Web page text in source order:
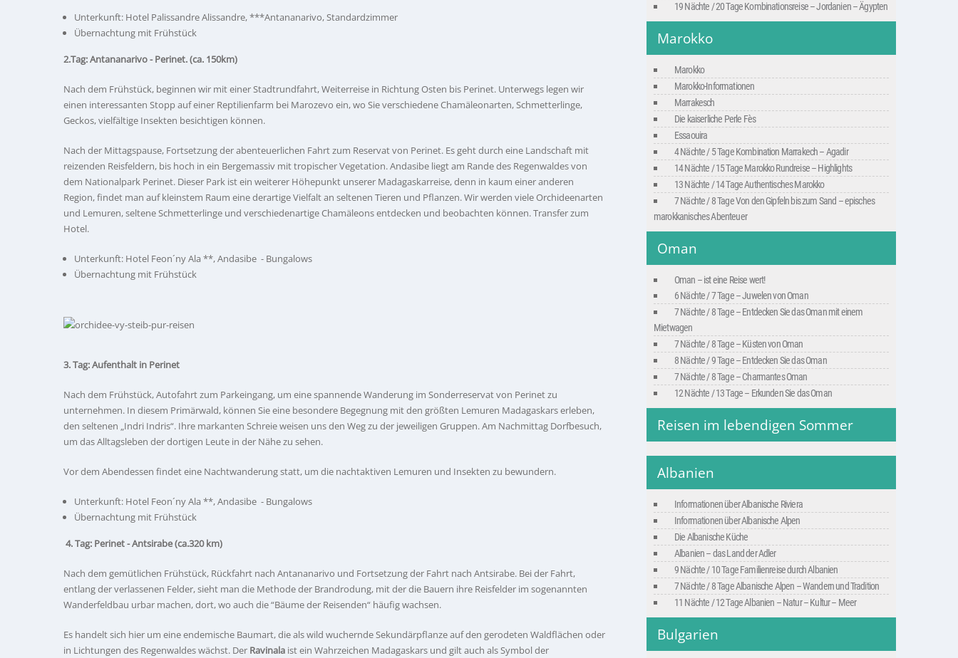
Unterkunft: Hotel Palissandre Alissandre, ***Antananarivo, Standardzimmer
Übernachtung mit Frühstück
2.Tag: Antananarivo - Perinet. (ca. 150km)
Nach dem Frühstück, beginnen wir mit einer Stadtrundfahrt, Weiterreise in Richtung Osten bis Perinet. Unterwegs legen wir
einen interessanten Stopp auf einer Reptilienfarm bei Marozevo ein, wo Sie verschiedene Chamäleonarten, Schmetterlinge,
Geckos, vielfältige Insekten besichtigen können.
Nach der Mittagspause, Fortsetzung der abenteuerlichen Fahrt zum Reservat von Perinet. Es geht durch eine Landschaft mit
reizenden Reisfeldern, bis hoch in ein Bergemassiv mit tropischer Vegetation. Andasibe liegt am Rande des Regenwaldes von
dem Nationalpark Perinet. Dieser Park ist ein weiterer Höhepunkt unserer Madagaskarreise, denn in kaum einer anderen
Region, findet man auf kleinstem Raum eine derartige Vielfalt an seltenen Tieren und Pflanzen. Wir werden viele Orchideenarten
und Lemuren, seltene Schmetterlinge und verschiedenartige Chamäleons entdecken und beobachten können. Transfer zum
Hotel.
Unterkunft: Hotel Feon´ny Ala **, Andasibe - Bungalows
Übernachtung mit Frühstück
3. Tag: Aufenthalt in Perinet
Nach dem Frühstück, Autofahrt zum Parkeingang, um eine spannende Wanderung im Sonderreservat von Perinet zu
unternehmen. In diesem Primärwald, können Sie eine besondere Begegnung mit den größten Lemuren Madagaskars erleben,
den seltenen „Indri Indris“. Ihre markanten Schreie weisen uns den Weg zu der jeweiligen Gruppen. Am Nachmittag Dorfbesuch,
um das Alltagsleben der dortigen Leute in der Nähe zu sehen.
Vor dem Abendessen findet eine Nachtwanderung statt, um die nachtaktiven Lemuren und Insekten zu bewundern.
Unterkunft: Hotel Feon´ny Ala **, Andasibe - Bungalows
Übernachtung mit Frühstück
4.Tag: Perinet - Antsirabe (ca.320 km)
Nach dem gemütlichen Frühstück, Rückfahrt nach Antananarivo und Fortsetzung der Fahrt nach Antsirabe. Bei der Fahrt,
entlang der verlassenen Felder, sieht man die Methode der Brandrodung, mit der die Bauern ihre Reisfelder im sogenannten
Wanderfeldbau urbar machen, dort, wo auch die “Bäume der Reisenden“ häufig wachsen.
Es handelt sich hier um eine endemische Baumart, die als wild wuchernde Sekundärpflanze auf den gerodeten Waldflächen oder
in Lichtungen des Regenwaldes wächst. Der Ravinala ist ein Wahrzeichen Madagaskars und gilt auch als Symbol der
19 Nächte / 20 Tage Kombinationsreise – Jordanien – Ägypten
Marokko
Marokko
Marokko-Informationen
Marrakesch
Die kaiserliche Perle Fès
Essaouira
4 Nächte / 5 Tage Kombination Marrakech – Agadir
14 Nächte / 15 Tage Marokko Rundreise – Highlights
13 Nächte / 14 Tage Authentisches Marokko
7 Nächte / 8 Tage Von den Gipfeln bis zum Sand – episches
marokkanisches Abenteuer
Oman
Oman – ist eine Reise wert!
6 Nächte / 7 Tage – Juwelen von Oman
7 Nächte / 8 Tage – Entdecken Sie das Oman mit einem
Mietwagen
7 Nächte / 8 Tage – Küsten von Oman
8 Nächte / 9 Tage – Entdecken Sie das Oman
7 Nächte / 8 Tage – Charmantes Oman
12 Nächte / 13 Tage – Erkunden Sie das Oman
Reisen im lebendigen Sommer
Albanien
Informationen über Albanische Riviera
Informationen über Albanische Alpen
Die Albanische Küche
Albanien – das Land der Adler
9 Nächte / 10 Tage Familienreise durch Albanien
7 Nächte / 8 Tage Albanische Alpen – Wandern und Tradition
11 Nächte / 12 Tage Albanien – Natur – Kultur – Meer
Bulgarien